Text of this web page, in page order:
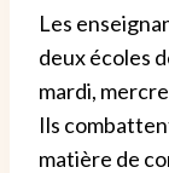
Les
deux écoles
mardi,
Ils
matière de